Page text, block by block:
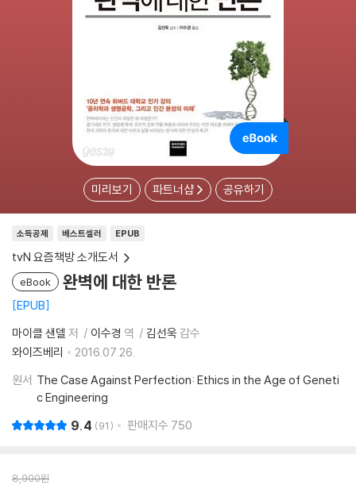
미리보기 파트너샵 공유하기
소득공제 베스트셀러 EPUB
tvN 요즘책방 소개도서
eBook 완벽에 대한 반론
EPUB
마이클 샌델 저 이수경 역 김선욱 감수
와이즈베리
2016.07.26.
원서 The Case Against Perfection: Ethics in the Age of Geneti
c Engineering
9.4 91 판매지수 750
8,900원